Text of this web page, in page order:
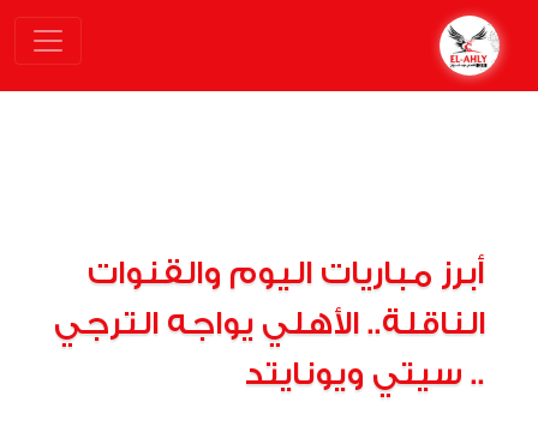
أبرز مباريات اليوم والقنوات
الناقلة.. الأهلي يواجه الترجي
.. سيتي ويونايتد